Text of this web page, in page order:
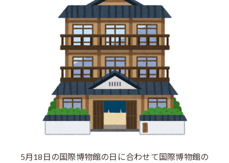
5月18日の国際博物館の日に合わせて国際博物館の